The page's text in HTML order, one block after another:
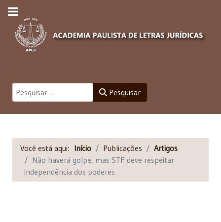
Pesquisar Pesquisar
Você está aqui: Início Publicações
Artigos
Não haverá golpe, mas STF deve respeitar
independência dos poderes